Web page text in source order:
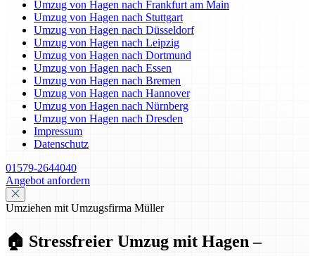
Umzug von Hagen nach Frankfurt am Main
Umzug von Hagen nach Stuttgart
Umzug von Hagen nach Düsseldorf
Umzug von Hagen nach Leipzig
Umzug von Hagen nach Dortmund
Umzug von Hagen nach Essen
Umzug von Hagen nach Bremen
Umzug von Hagen nach Hannover
Umzug von Hagen nach Nürnberg
Umzug von Hagen nach Dresden
Impressum
Datenschutz
01579-2644040
Angebot anfordern
Umziehen mit Umzugsfirma Müller
🏠 Stressfreier Umzug mit Hagen –